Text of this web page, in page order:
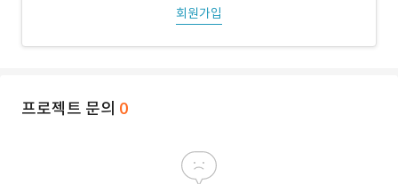
회원가입
프로젝트 문의 0